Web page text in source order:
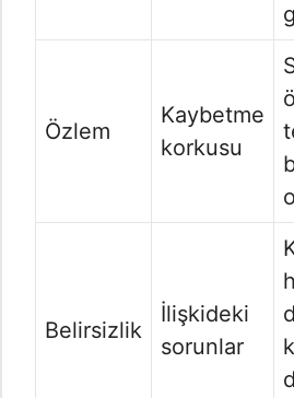
Özlem
Kaybetme
korkusu
Belirsizlik
İlişkideki
sorunlar